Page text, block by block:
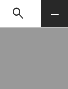
Söksearch Meny